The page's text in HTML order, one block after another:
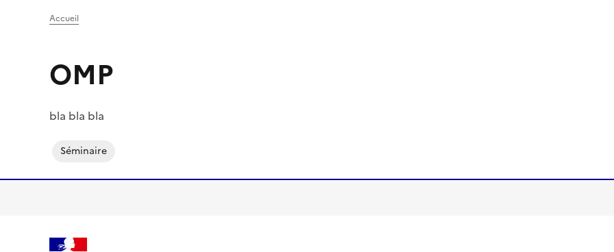
Accueil
OMP
bla bla bla
Séminaire